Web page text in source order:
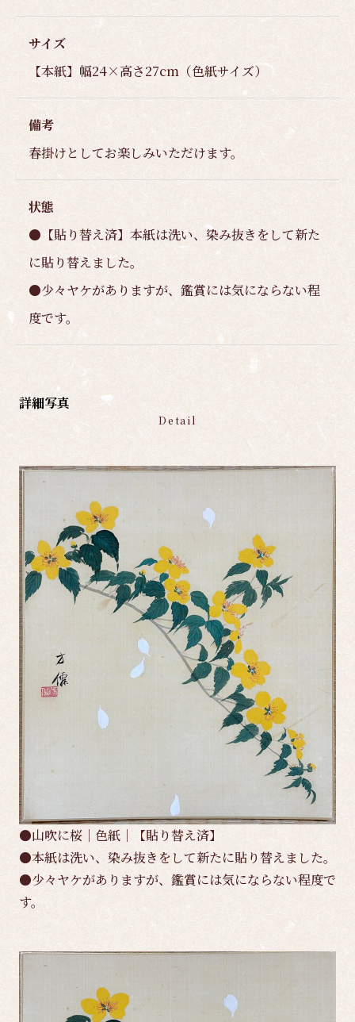
サイズ
【本紙】幅24×高さ27cm（色紙サイズ）
備考
春掛けとしてお楽しみいただけます。
状態
●【貼り替え済】本紙は洗い、染み抜きをして新た
に貼り替えました。
●少々ヤケがありますが、鑑賞には気にならない程
度です。
詳細写真
Detail
●山吹に桜｜色紙｜【貼り替え済】
●本紙は洗い、染み抜きをして新たに貼り替えました。
●少々ヤケがありますが、鑑賞には気にならない程度で
す。